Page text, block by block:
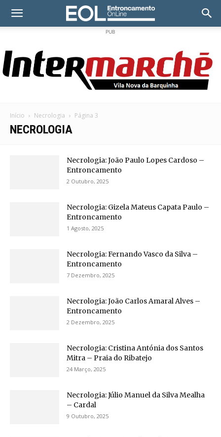
PUB
Início Necrologia Página 3
NECROLOGIA
Necrologia: João Paulo Lopes Cardoso –
Entroncamento
2 Outubro, 2025
Necrologia: Gizela Mateus Capata Paulo –
Entroncamento
1 Agosto, 2025
Necrologia: Fernando Vasco da Silva –
Entroncamento
7 Dezembro, 2025
Necrologia: João Carlos Amaral Alves –
Entroncamento
2 Dezembro, 2025
Necrologia: Cristina Antónia dos Santos
Mitra – Praia do Ribatejo
24 Março, 2025
Necrologia: Júlio Manuel da Silva Mealha
– Cardal
9 Outubro, 2025